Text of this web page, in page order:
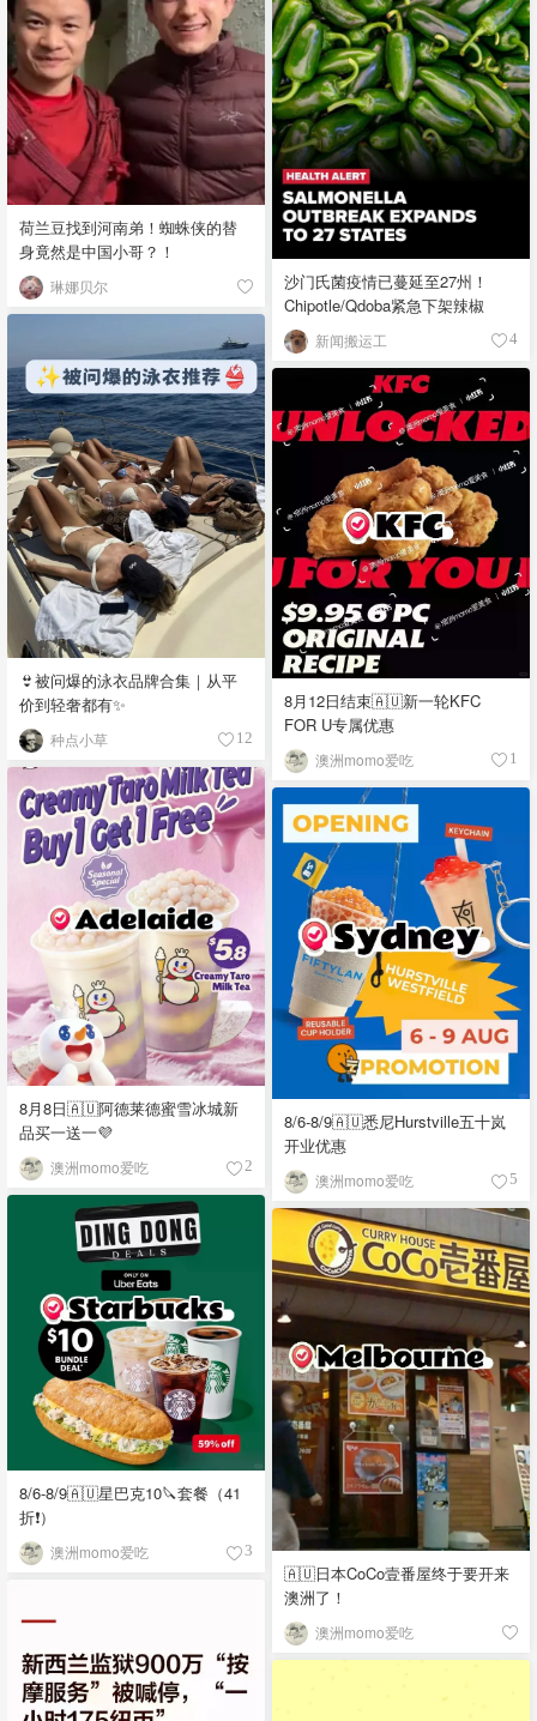
荷兰豆找到河南弟！蜘蛛侠的替
身竟然是中国小哥？！
琳娜贝尔
沙门氏菌疫情已蔓延至27州！
Chipotle/Qdoba紧急下架辣椒
新闻搬运工 4
👙被问爆的泳衣品牌合集｜从平
价到轻奢都有✨
种点小草 12
8月12日结束🇦🇺新一轮KFC
FOR U专属优惠
澳洲momo爱吃 1
8月8日🇦🇺阿德莱德蜜雪冰城新
品买一送一💜
澳洲momo爱吃 2
8/6-8/9🇦🇺悉尼Hurstville五十岚
开业优惠
澳洲momo爱吃 5
8/6-8/9🇦🇺星巴克10🔪套餐（41
折❗）
澳洲momo爱吃 3
🇦🇺日本CoCo壹番屋终于要开来
澳洲了！
澳洲momo爱吃